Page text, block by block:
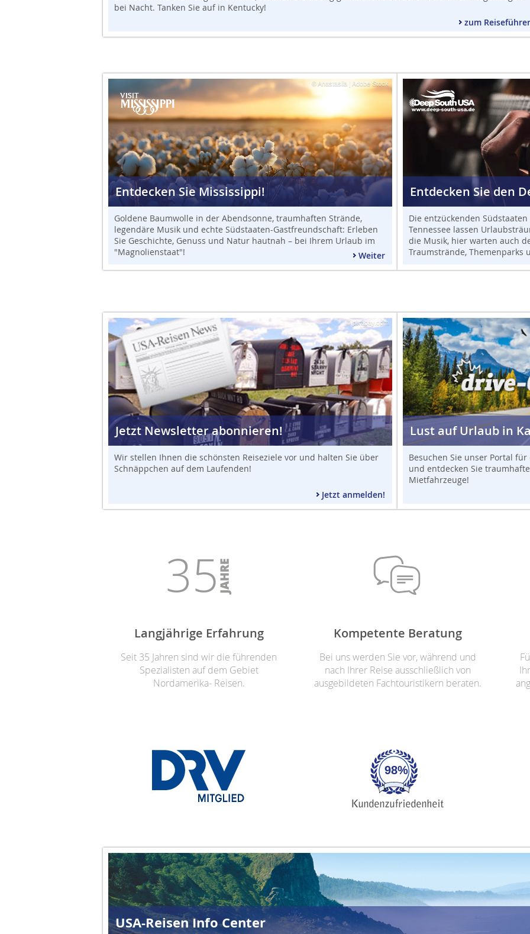
bei Nacht. Tanken Sie auf in Kentucky!
zum Reiseführer
© Anastasiia | Adobe Stock
Entdecken Sie Mississippi!
Goldene Baumwolle in der Abendsonne, traumhaften Strände,
legendäre Musik und echte Südstaaten-Gastfreundschaft: Erleben
Sie Geschichte, Genuss und Natur hautnah – bei Ihrem Urlaub im
"Magnolienstaat"!
Weiter
Entdecken Sie den
Die entzückenden
Tennessee lassen
die Musik, hier warten auch
Traumstrände, Themenparks
© pixabay.com
Jetzt Newsletter abonnieren!
Wir stellen Ihnen die schönsten Reiseziele vor und halten Sie über
Schnäppchen auf dem Laufenden!
Jetzt anmelden!
Lust auf Urlaub in
Besuchen Sie unser Portal
und entdecken Sie
Mietfahrzeuge!
35
Langjährige Erfahrung
Seit 35 Jahren sind wir die führenden
Spezialisten auf dem Gebiet
Nordamerika- Reisen.
Kompetente Beratung
Bei uns werden Sie vor, während und
nach Ihrer Reise ausschließlich von
ausgebildeten Fachtouristikern beraten.
98%
USA-Reisen Info Center